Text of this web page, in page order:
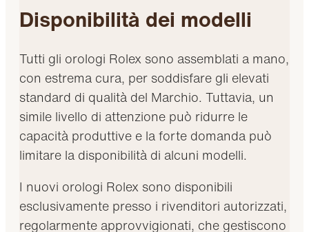
Disponibilità dei modelli
Tutti gli orologi Rolex sono assemblati a mano,
con estrema cura, per soddisfare gli elevati
standard di qualità del Marchio. Tuttavia, un
simile livello di attenzione può ridurre le
capacità produttive e la forte domanda può
limitare la disponibilità di alcuni modelli.
I nuovi orologi Rolex sono disponibili
esclusivamente presso i rivenditori autorizzati,
regolarmente approvvigionati, che gestiscono